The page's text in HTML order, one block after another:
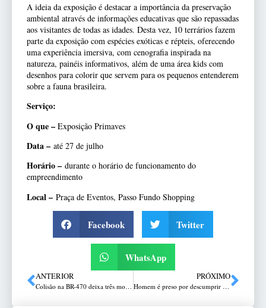
A ideia da exposição é destacar a importância da preservação
ambiental através de informações educativas que são repassadas
aos visitantes de todas as idades. Desta vez, 10 terrários fazem
parte da exposição com espécies exóticas e répteis, oferecendo
uma experiência imersiva, com cenografia inspirada na
natureza, painéis informativos, além de uma área kids com
desenhos para colorir que servem para os pequenos entenderem
sobre a fauna brasileira.
Serviço:
O que – Exposição Primaves
Data – até 27 de julho
Horário – durante o horário de funcionamento do
empreendimento
Local – Praça de Eventos, Passo Fundo Shopping
Facebook Twitter
WhatsApp
ANTERIOR
Colisão na BR-470 deixa três mortos em Apiúna (SC)
PRÓXIMO
Homem é preso por descumprir medida protetiva em David Canabarro